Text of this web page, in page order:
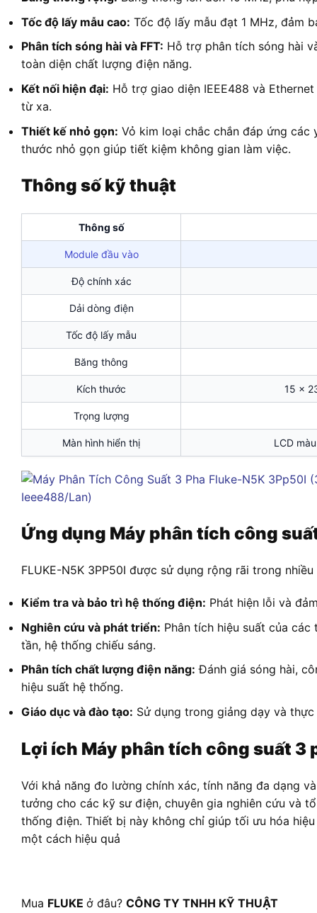
Tốc độ lấy mẫu cao: Tốc độ lấy mẫu đạt 1 MHz, đảm
Phân tích sóng hài và FFT: Hỗ trợ phân tích sóng hài
toàn diện chất lượng điện năng.
Kết nối hiện đại: Hỗ trợ giao diện IEEE488 và
từ xa.
Thiết kế nhỏ gọn: Vỏ kim loại chắc chắn đáp ứng các
thước nhỏ gọn giúp tiết kiệm không gian làm việc.
Thông số kỹ thuật
Thông số
Module đầu vào
Độ chính xác
Dải dòng điện
Tốc độ lấy mẫu
Băng thông
Kích thước 15 x
Trọng lượng
Màn hình hiển thị LCD
Ứng dụng Máy phân tích công
FLUKE-N5K 3PP50I được sử dụng rộng rãi trong
Kiểm tra và bảo trì hệ thống điện: Phát hiện lỗi và
Nghiên cứu và phát triển: Phân tích hiệu suất của
tần, hệ thống chiếu sáng.
Phân tích chất lượng điện năng: Đánh giá sóng hài,
hiệu suất hệ thống.
Giáo dục và đào tạo: Sử dụng trong giảng dạy và
Lợi ích Máy phân tích công suất 3
Với khả năng đo lường chính xác, tính năng đa dạng
tưởng cho các kỹ sư điện, chuyên gia nghiên cứu và
thống điện. Thiết bị này không chỉ giúp tối ưu hóa
một cách hiệu quả
Mua FLUKE ở đâu? CÔNG TY TNHH KỸ THUẬT